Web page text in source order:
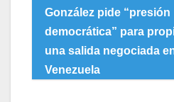
González pide “presión
democrática” para
una salida negociada
Venezuela